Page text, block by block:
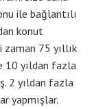
ile bağlantılı
konut
zaman 75 yıllık
10 yıldan fazla
2 yıldan fazla
yapmışlar.